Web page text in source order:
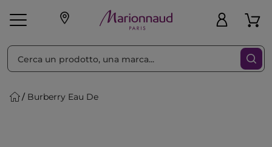
Make-up Profumi
Burberry Eau De
Ordina per Filtra